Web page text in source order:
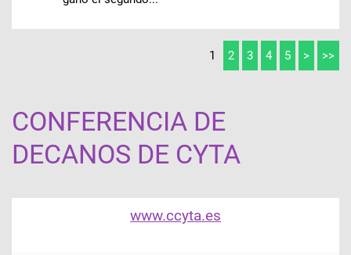
1 2 3 4 5 > >>
CONFERENCIA DE
DECANOS DE CYTA
www.ccyta.es